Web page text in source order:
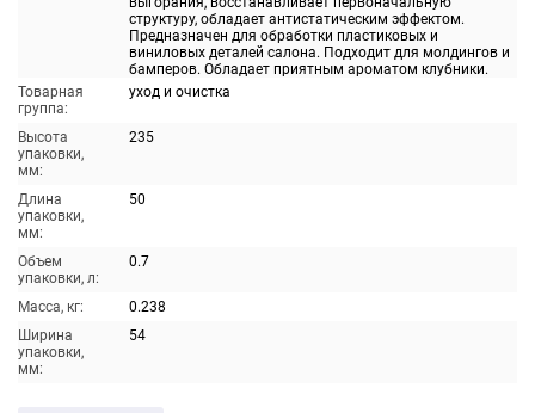
структуру, обладает антистатическим эффектом.
Предназначен для обработки пластиковых и
виниловых деталей салона. Подходит для молдингов и
бамперов. Обладает приятным ароматом клубники.
Товарная
группа:
уход и очистка
Высота
упаковки,
мм:
235
Длина
упаковки,
мм:
50
Объем
упаковки, л:
0.7
Масса, кг:
0.238
Ширина
упаковки,
мм:
54